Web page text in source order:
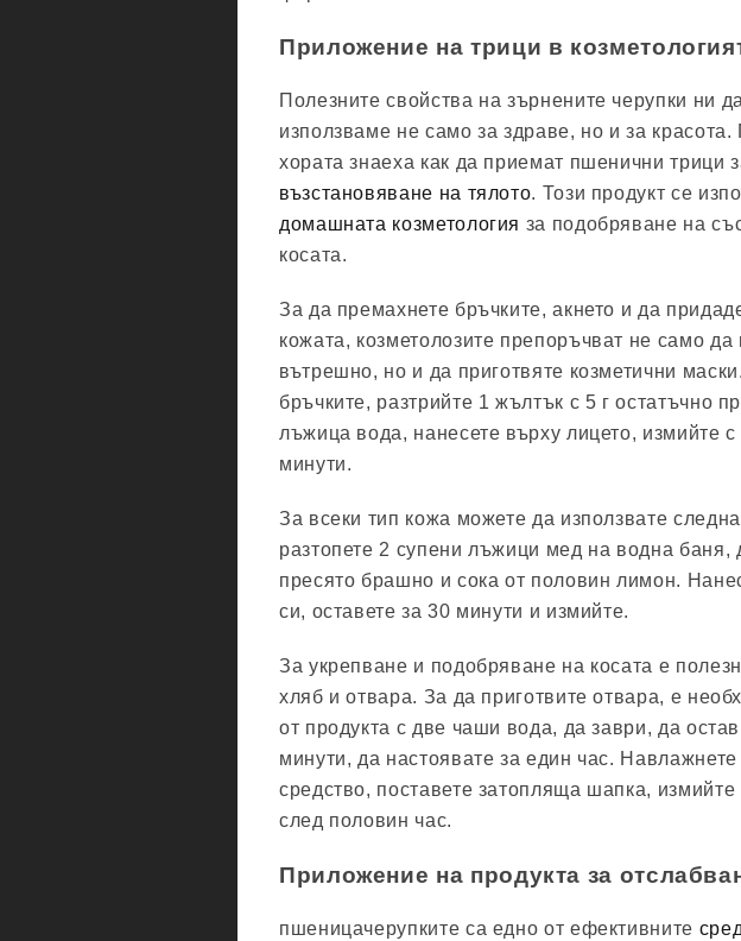
Приложение на трици в
Полезните свойства на зърнените черупки ни
използваме не само за здраве, но и за красота.
хората знаеха как да приемат пшенични трици
възстановяване на тялото. Този продукт се
домашната козметология за подобряване на
косата.
За да премахнете бръчките, акнето и да
кожата, козметолозите препоръчват не само да
вътрешно, но и да приготвяте козметични
бръчките, разтрийте 1 жълтък с 5 г остатъчно
лъжица вода, нанесете върху лицето, измийте
минути.
За всеки тип кожа можете да използвате
разтопете 2 супени лъжици мед на водна баня,
пресято брашно и сока от половин лимон.
си, оставете за 30 минути и измийте.
За укрепване и подобряване на косата е
хляб и отвара. За да приготвите отвара, е
от продукта с две чаши вода, да заври, да
минути, да настоявате за един час.
средство, поставете затопляща шапка,
след половин час.
Приложение на продукта за
пшеницачерупките са едно от ефективните